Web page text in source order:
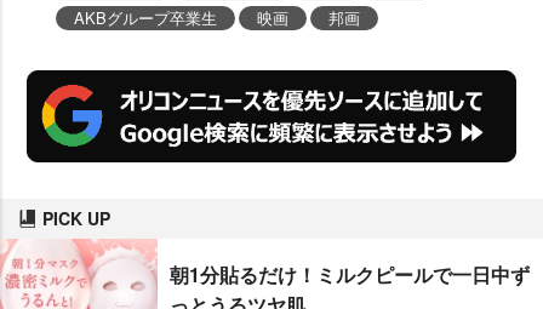
AKBグループ卒業生
映画 邦画
PICK UP
朝1分貼るだけ！ミルクピールで一日中ず